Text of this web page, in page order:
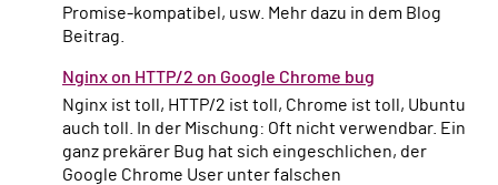
Promise-kompatibel, usw. Mehr dazu in dem Blog
Beitrag.
Nginx on HTTP/2 on Google Chrome bug
Nginx ist toll, HTTP/2 ist toll, Chrome ist toll, Ubuntu
auch toll. In der Mischung: Oft nicht verwendbar. Ein
ganz prekärer Bug hat sich eingeschlichen, der
Google Chrome User unter falschen